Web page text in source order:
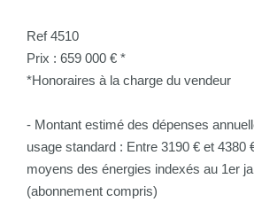
Ref 4510
Prix : 659 000 € *
*Honoraires à la charge du vendeur
- Montant estimé des dépenses
usage standard : Entre 3190 € et 4380
moyens des énergies indexés au 1er
(abonnement compris)